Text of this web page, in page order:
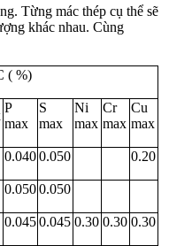
Từng mác thép cụ thể sẽ
khác nhau. Cùng
( %)
P
max
S
max
Ni
max
Cr
max
Cu
max
0.0400.050 0.20
0.0500.050
0.0450.045 0.30 0.30 0.30